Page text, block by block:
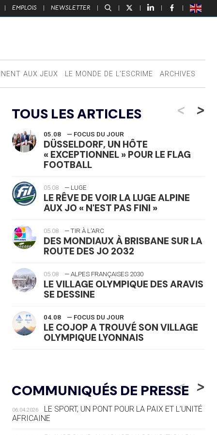
| EMPLOIS | NEWSLETTER | | | | |
AUX JEUX LE MONDE DE L’ESCRIME ARCHIVES
TOUS LES ARTICLES <
05.08 — FOCUS DU JOUR
DÜSSELDORF, UN HÔTE
« EXCEPTIONNEL » POUR LE FLAG
FOOTBALL
05.08 — LUGE
LE RÊVE DE VOIR LA LUGE ALPINE
AUX JO « N'EST PAS FINI »
05.08 — TIR À L'ARC
DES MONDIAUX À BRISBANE SUR LA
ROUTE DES JO 2032
05.08 — ALPES FRANÇAISES 2030
LE VILLAGE OLYMPIQUE DES ARAVIS
SE DESSINE
04.08 — FOCUS DU JOUR
LE COJOP A TROUVÉ SON VILLAGE
OLYMPIQUE LYONNAIS
« L'ALLEMAGNE PEUT DÉMONTRER
COMMENT ORGANISER DES JO
RESPONSABLES »
04.08
>
COMMUNIQUÉS DE PRESSE
<
06.04.2026
LE SPORT, UN PONT POUR LA PAIX ET L’UNITÉ
AFRICAINE
>